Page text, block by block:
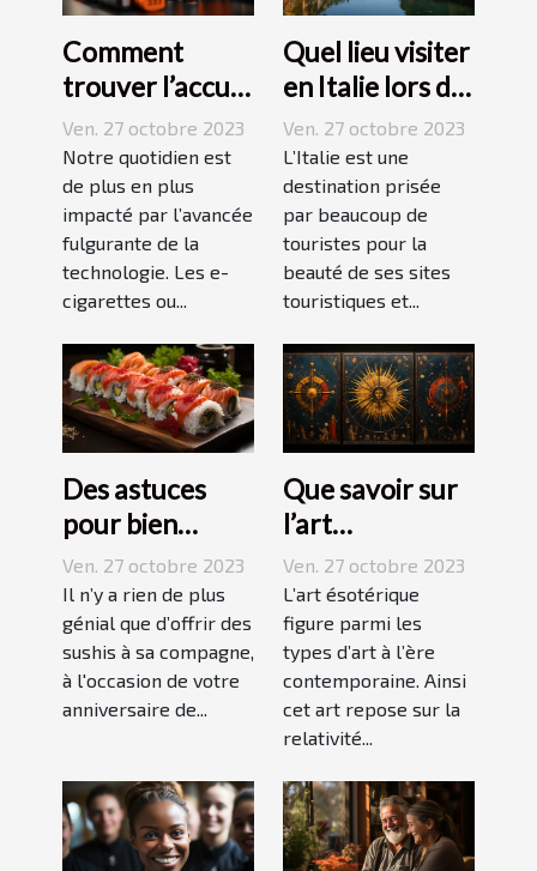
Comment
trouver l’accu
idéal pour sa e-
cigarette ?
Ven. 27 octobre 2023
Notre quotidien est
de plus en plus
impacté par l’avancée
fulgurante de la
technologie. Les e-
cigarettes ou...
Quel lieu visiter
en Italie lors de
vos vacances ?
Ven. 27 octobre 2023
L’Italie est une
destination prisée
par beaucoup de
touristes pour la
beauté de ses sites
touristiques et...
Des astuces
pour bien
réussir ses
sushis !
Ven. 27 octobre 2023
Il n’y a rien de plus
génial que d’offrir des
sushis à sa compagne,
à l'occasion de votre
anniversaire de...
Que savoir sur
l’art
ésotérique ?
Ven. 27 octobre 2023
L’art ésotérique
figure parmi les
types d’art à l’ère
contemporaine. Ainsi
cet art repose sur la
relativité...